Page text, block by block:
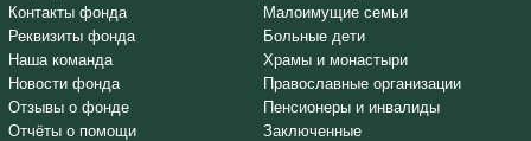
Контакты фонда
Реквизиты фонда
Наша команда
Новости фонда
Отзывы о фонде
Отчёты о помощи
Малоимущие семьи
Больные дети
Храмы и монастыри
Православные организации
Пенсионеры и инвалиды
Заключенные